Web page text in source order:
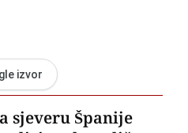
izvor
sjeveru Španije